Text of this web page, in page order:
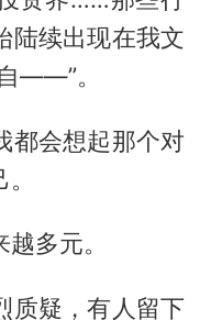
陆续出现在我文
——”。
都会想起那个对
多元。
质疑，有人留下